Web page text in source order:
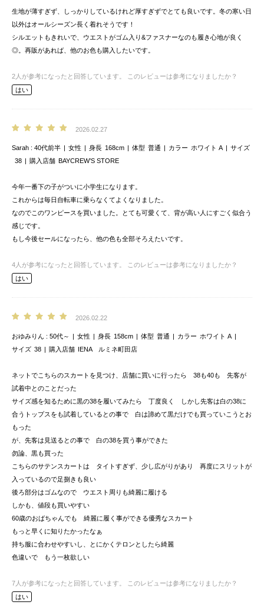
生地が薄すぎず、しっかりしているけれど厚すぎずでとても良いです。冬の寒い日
以外はオールシーズン長く着れそうです！
シルエットもきれいで、ウエストがゴム入り&ファスナーなのも履き心地が良く
◎。再販があれば、他のお色も購入したいです。
2 人が参考になったと回答しています。
このレビューは参考になりましたか？
はい
2026.02.27
Sarah 40代前半 女性 身長 168cm 体型 普通 カラー ホワイト A
サイズ
38
購入店舗 BAYCREW’S STORE
今年一番下の子がついに小学生になります。
これからは毎日自転車に乗らなくてよくなりました。
なのでこのワンピースを買いました。とても可愛くて、背が高い人にすごく似合う
感じです。
もし今後セールになったら、他の色も全部そろえたいです。
4 人が参考になったと回答しています。
このレビューは参考になりましたか？
はい
2026.02.22
おゆみりん 50代～ 女性 身長 158cm 体型 普通 カラー ホワイト A
サイズ 38 購入店舗 IENA ルミネ町田店
ネットでこちらのスカートを見つけ、店舗に買いに行ったら 38も40も 先客が
試着中とのことだった
サイズ感を知るために黒の38を履いてみたら 丁度良く しかし先客は白の38に
合うトップスをも試着しているとの事で 白は諦めて黒だけでも買っていこうとお
もった
が、先客は見送るとの事で 白の38を買う事ができた
勿論、黒も買った
こちらのサテンスカートは タイトすぎず、少し広がりがあり 再度にスリットが
入っているので足捌きも良い
後ろ部分はゴムなので ウエスト周りも綺麗に履ける
しかも、値段も買いやすい
60歳のおばちゃんでも 綺麗に履く事ができる優秀なスカート
もっと早くに知りたかったなぁ
持ち服に合わせやすいし、とにかくテロンとしたら綺麗
色違いで もう一枚欲しい
7 人が参考になったと回答しています。
このレビューは参考になりましたか？
はい